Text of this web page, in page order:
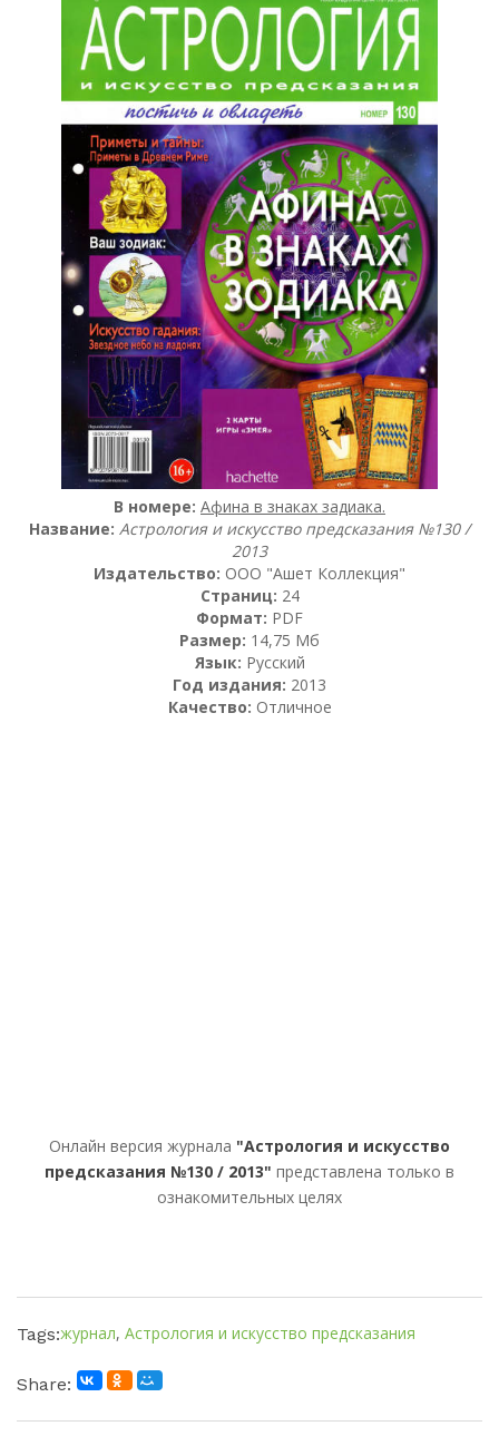
В номере: Афина в знаках задиака.
Название: Астрология и искусство предсказания №130 /
2013
Издательство: OOO "Ашет Коллекция"
Страниц: 24
Формат: PDF
Размер: 14,75 Мб
Язык: Русский
Год издания: 2013
Качество: Отличное
Онлайн версия журнала "Астрология и искусство
предсказания №130 / 2013" представлена только в
ознакомительных целях
Tags:журнал, Астрология и искусство предсказания
Share: